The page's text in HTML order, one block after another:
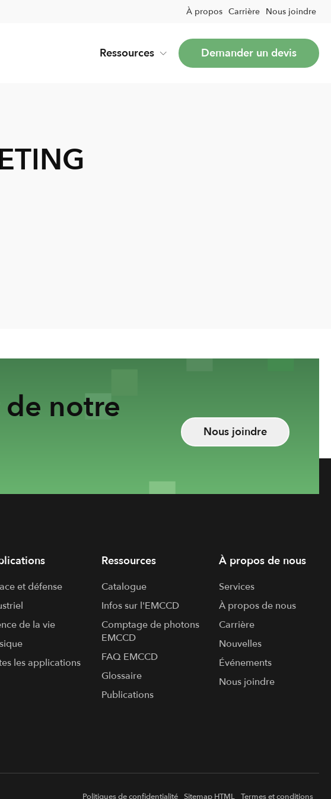
À propos Carrière Nous joindre
Ressources Demander un devis
notre
Nous joindre
et défense
de la vie
les applications
Ressources
Catalogue
Infos sur l'​EMCCD
Comptage de photons
EMCCD
FAQ EMCCD
Glossaire
Publications
À propos de nous
Services
À propos de nous
Carrière
Nouvelles
Événements
Nous joindre